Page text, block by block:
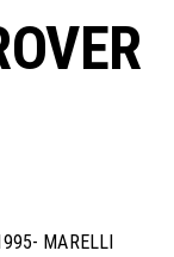
MARELLI